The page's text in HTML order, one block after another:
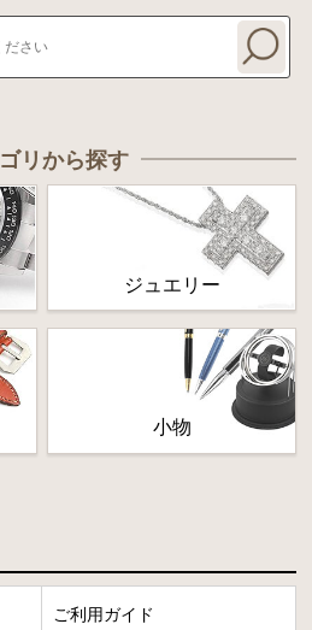
リから探す
ジュエリー
小物
ご利用ガイド